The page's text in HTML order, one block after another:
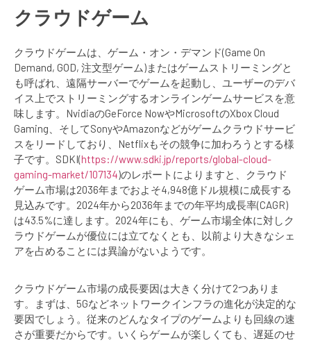
クラウドゲーム
クラウドゲームは、ゲーム・オン・デマンド(Game On
Demand, GOD, 注文型ゲーム)またはゲームストリーミングと
も呼ばれ、遠隔サーバーでゲームを起動し、ユーザーのデバ
イス上でストリーミングするオンラインゲームサービスを意
味します。NvidiaのGeForce NowやMicrosoftのXbox Cloud
Gaming、そしてSonyやAmazonなどがゲームクラウドサービ
スをリードしており、Netflixもその競争に加わろうとする様
子です。SDKI(https://www.sdki.jp/reports/global-cloud-
gaming-market/107134)のレポートによりますと、クラウド
ゲーム市場は2036年までおよそ4,948億ドル規模に成長する
見込みです。2024年から2036年までの年平均成長率(CAGR)
は43.5%に達します。2024年にも、ゲーム市場全体に対しク
ラウドゲームが優位には立てなくとも、以前より大きなシェ
アを占めることには異論がないようです。
クラウドゲーム市場の成長要因は大きく分けて2つありま
す。まずは、5Gなどネットワークインフラの進化が決定的な
要因でしょう。従来のどんなタイプのゲームよりも回線の速
さが重要だからです。いくらゲームが楽しくても、遅延のせ